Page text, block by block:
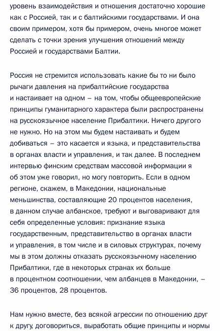
уровень взаимодействия и отношения достаточно хорошие
как с Россией, так и с балтийскими государствами. И она
своим примером, хотя бы примером, очень многое может
сделать с точки зрения улучшения отношений между
Россией и государствами Балтии.
Россия не стремится использовать какие бы то ни было
рычаги давления на прибалтийские государства
и настаивает на одном – на том, чтобы общеевропейские
принципы гуманитарного характера были распространены
на русскоязычное население Прибалтики. Ничего другого
не нужно. Но на этом мы будем настаивать и будем
добиваться – это касается и языка, и представительства
в органах власти и управления, и так далее. В последнем
интервью финским средствам массовой информации я
об этом уже говорил, но могу повторить. Если в одном
регионе, скажем, в Македонии, национальные
меньшинства, составляющие 20 процентов населения,
в данном случае албанское, требуют и выговаривают для
себя определенные условия: признание языка
государственным, представительство в органах власти
и управления, в том числе и в силовых структурах, почему
мы в этом должны отказать русскоязычному населению
Прибалтики, где в некоторых странах их больше
в процентном соотношении, чем албанцев в Македонии, –
36 процентов, 28 процентов.
Нам нужно вместе, без всякой агрессии по отношению друг
к другу, договориться, выработать общие принципы и нормы